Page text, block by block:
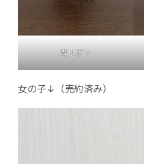
青リボン
女の子↓（売約済み）